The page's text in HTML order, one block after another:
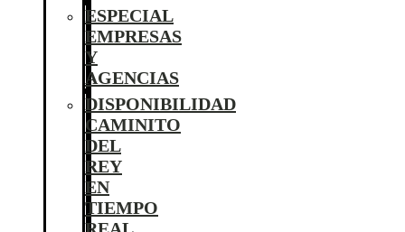
ESPECIAL
EMPRESAS
Y
AGENCIAS
DISPONIBILIDAD
CAMINITO
DEL
REY
EN
TIEMPO